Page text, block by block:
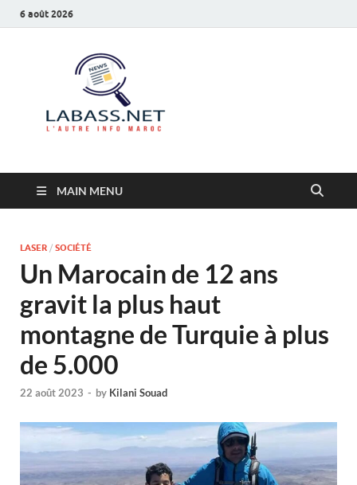
6 août 2026
MAIN MENU
LASER / SOCIÉTÉ
Un Marocain de 12 ans
gravit la plus haut
montagne de Turquie à plus
de 5.000
22 août 2023 - by Kilani Souad